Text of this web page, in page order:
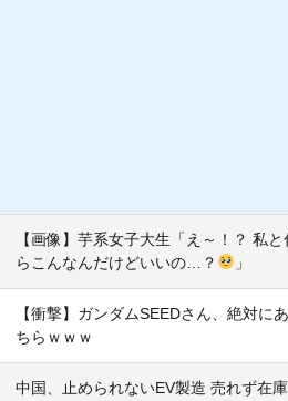
【画像】芋系女子大生「え～！？ 私
らこんなんだけどいいの…？
」
【衝撃】ガンダムSEEDさん、絶対に
ちらｗｗｗ
中国、止められないEV製造 売れず在